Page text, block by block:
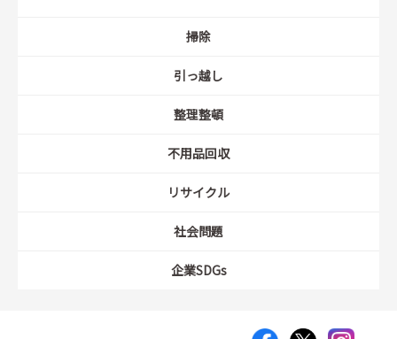
掃除
引っ越し
整理整頓
不用品回収
リサイクル
社会問題
企業SDGs